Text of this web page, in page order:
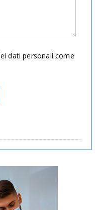
dati personali come